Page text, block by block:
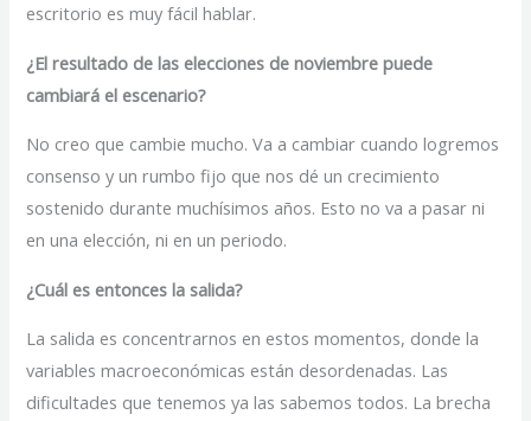
escritorio es muy fácil hablar.
¿El resultado de las elecciones de noviembre puede
cambiará el escenario?
No creo que cambie mucho. Va a cambiar cuando logremos
consenso y un rumbo fijo que nos dé un crecimiento
sostenido durante muchísimos años. Esto no va a pasar ni
en una elección, ni en un periodo.
¿Cuál es entonces la salida?
La salida es concentrarnos en estos momentos, donde la
variables macroeconómicas están desordenadas. Las
dificultades que tenemos ya las sabemos todos. La brecha